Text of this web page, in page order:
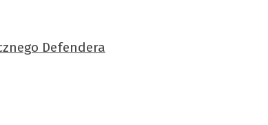
Defendera